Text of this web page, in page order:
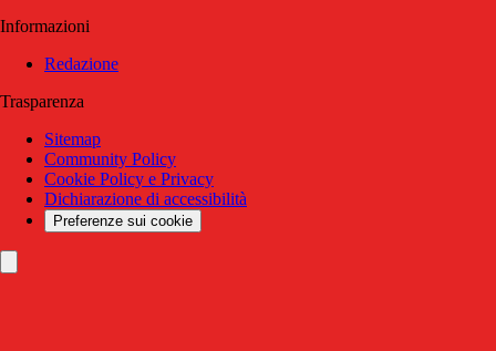
Informazioni
Redazione
Trasparenza
Sitemap
Community Policy
Cookie Policy e Privacy
Dichiarazione di accessibilità
Preferenze sui cookie